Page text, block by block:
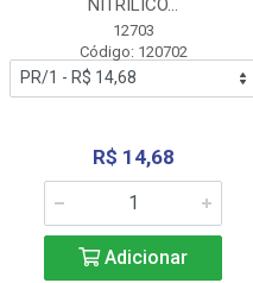
NITRÍLICO...
12703
Código: 120702
R$ 14,68
Adicionar